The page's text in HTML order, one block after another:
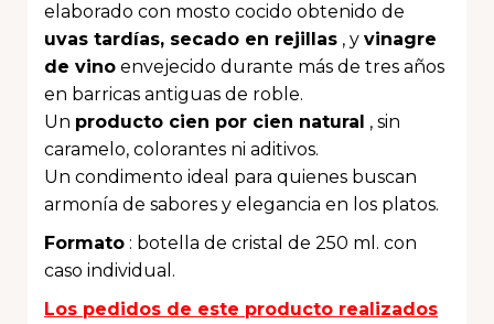
elaborado con mosto cocido obtenido de
uvas tardías, secado en rejillas , y vinagre
de vino envejecido durante más de tres años
en barricas antiguas de roble.
Un producto cien por cien natural , sin
caramelo, colorantes ni aditivos.
Un condimento ideal para quienes buscan
armonía de sabores y elegancia en los platos.
Formato : botella de cristal de 250 ml. con
caso individual.
Los pedidos de este producto realizados